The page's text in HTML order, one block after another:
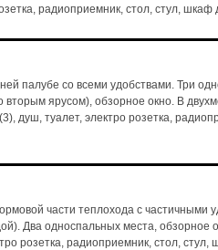
радиоприемник, стол, стул,
палубе со всеми удобствами. Три
вторым ярусом), обзорное окно. В
душ, туалет, электро розетка,
части теплохода с частичными
Два односпальных места, обзорное
розетка, радиоприемник, стол, стул,